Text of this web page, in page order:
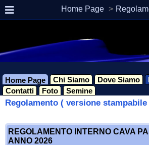
Home Page
Home Page Chi Siamo Dove Siamo
Contatti
Foto Semine
Regolamento ( versione
REGOLAMENTO INTERNO CAVA
ANNO 2026